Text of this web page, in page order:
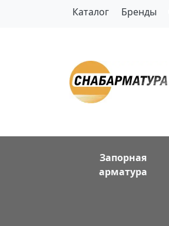
Каталог Бренды
Запорная
арматура